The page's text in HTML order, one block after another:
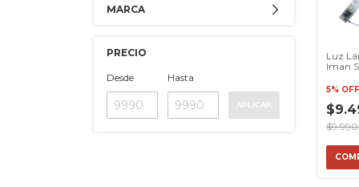
MARCA
PRECIO
Desde Hasta
APLICAR
Luz
Iman
220v
5% OFF